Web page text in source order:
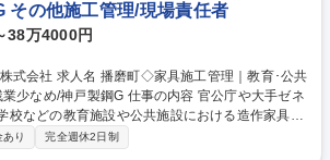
その他施工管理/現場責任者
38万4000円
管理｜教育･公共
G 仕事の内容 官公庁や大手ゼネ
校などの教育施設や公共施設における造作家具・
全般を担います。自社工場を持つメーカー兼商社
り 完全週休2日制